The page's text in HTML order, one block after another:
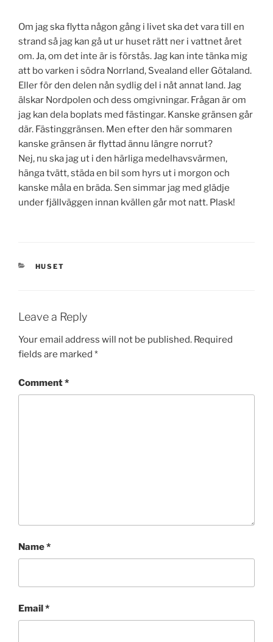
Om jag ska flytta någon gång i livet ska det vara till en
strand så jag kan gå ut ur huset rätt ner i vattnet året
om. Ja, om det inte är is förstås. Jag kan inte tänka mig
att bo varken i södra Norrland, Svealand eller Götaland.
Eller för den delen nån sydlig del i nåt annat land. Jag
älskar Nordpolen och dess omgivningar. Frågan är om
jag kan dela boplats med fästingar. Kanske gränsen går
där. Fästinggränsen. Men efter den här sommaren
kanske gränsen är flyttad ännu längre norrut?
Nej, nu ska jag ut i den härliga medelhavsvärmen,
hänga tvätt, städa en bil som hyrs ut i morgon och
kanske måla en bräda. Sen simmar jag med glädje
under fjällväggen innan kvällen går mot natt. Plask!
CATEGORIES
HUSET
Leave a Reply
Your email address will not be published. Required
fields are marked *
Comment*
Name*
Email*